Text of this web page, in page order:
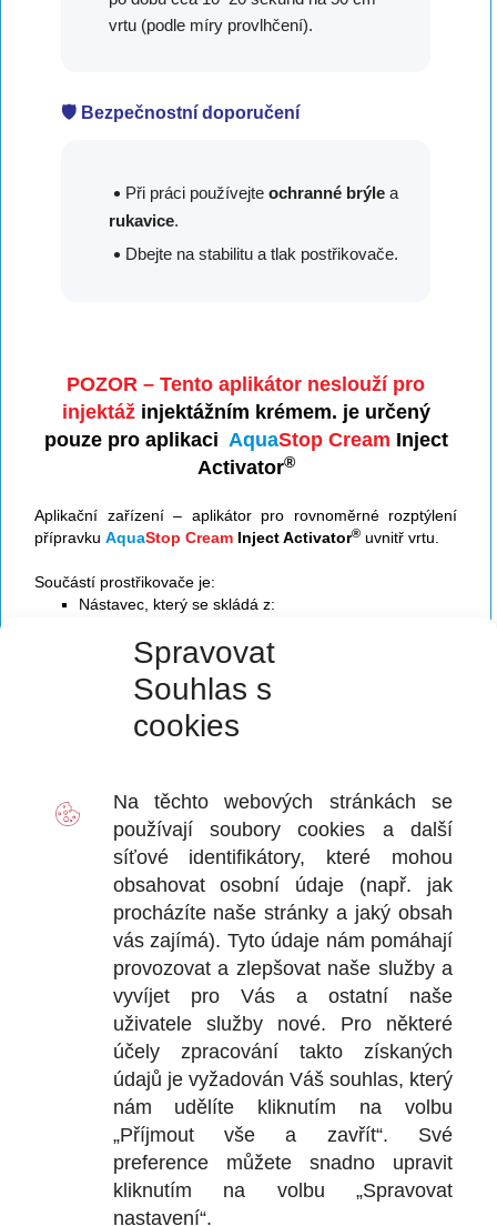
Spravovat
Souhlas s
cookies
Na těchto webových stránkách se
používají souborycookies a další
síťové identifikátory, které mohou
obsahovat osobní údaje (např. jak
procházíte naše stránky a jaký obsah
vás zajímá). Tyto údaje nám pomáhají
provozovat a zlepšovat naše služby a
vyvíjet pro Vás a ostatní naše
uživatele služby nové. Pro některé
účely zpracování takto získaných
údajů je vyžadován Váš souhlas, který
nám udělíte kliknutím na volbu
„Příjmout vše a zavřít“. Své
preference můžete snadno upravit
kliknutím na volbu „Spravovat
nastavení“.
vrtu (podle míry provlhčení).
🛡️ Bezpečnostní doporučení
Při práci používejte ochranné brýlea
rukavice.
Dbejte na stabilitu a tlak postřikovače.
POZOR – Tento aplikátor neslouží pro
injektážinjektážním krémem. je určený
pouze pro aplikaci AquaStop Cream Inject
Activator®
Aplikační zařízení – aplikátor pro rovnoměrné rozptýlení
přípravku AquaStop Cream Inject Activator® uvnitř vrtu.
Součástí prostřikovače je:
Nástavec, který se skládá z:
propojkou nastavit na celkovou délku 1000 mm
Tryska s paprskovitým rozstřikem 6 otvory
kolmými na osu vrtu pro rovnoměrný prostřik
vrtů aktivátorem
Koncovka pro uchycení do postřikovače
Samostný postřikovač lze použít dále pro aplikace
celé řady našich hydrofobních a protisolných postřiků
na povrchy zdiva. Jsou to:
AquaStop Protect, AquaStop SanFix, AquaSalt
Stop – Pro aplikaci těchto výrobků se
nepoužívá nástavec, který je určen pro aplikaci
pouze AquaStop Cream Inject Activator ® do
vrtů.
Smontujeme trysku s PET trubičkou (tu lze prodloužit
propojkou až na 1000 mm) a koncovkou pro uchycení
v prostřikovači a celé namontujeme do hlavy
postřikovače podle návodu.
Odšroubujeme hlavu postřikovače a nalijeme
aktivátor (maximálně 3 litry)
Našroubujeme hlavu postřikovače a natlakujeme jej.
Vsuneme PET trubici a tryskou na konec vrtu a
uvolněním páky na postřikovači aplikujeme aktivátor